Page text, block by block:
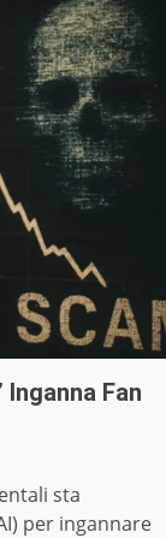
Inganna Fan
sta
per ingannare